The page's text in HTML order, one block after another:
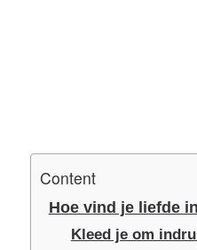
Content
Hoe vind je liefde
Kleed je om